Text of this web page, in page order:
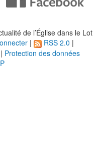
de l’Église dans le Lot
| RSS 2.0 |
| Protection des données